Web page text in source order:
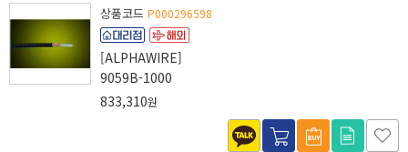
상품코드 P000296598
[ALPHAWIRE]
9059B-1000
833,310원